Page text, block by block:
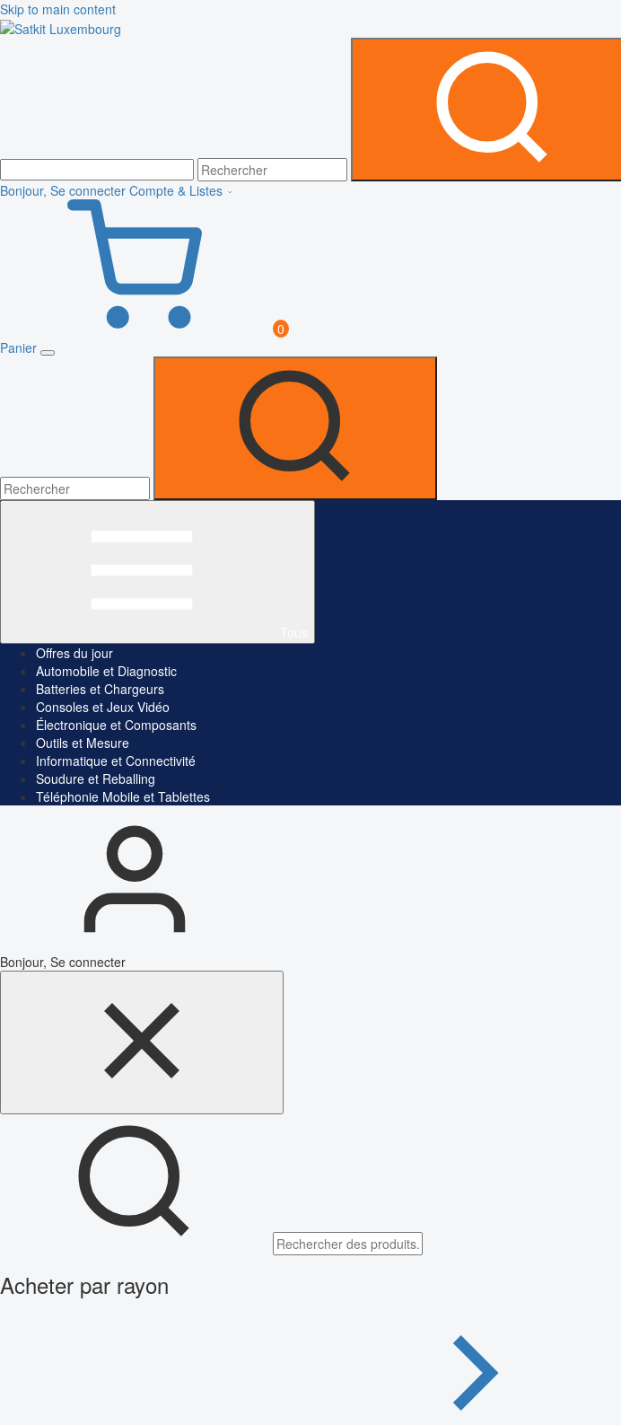
Skip to main content
Bonjour, Se connecter Compte & Listes
0
Panier
Offres du jour
Automobile et Diagnostic
Batteries et Chargeurs
Consoles et Jeux Vidéo
Électronique et Composants
Outils et Mesure
Informatique et Connectivité
Soudure et Reballing
Téléphonie Mobile et Tablettes
Bonjour, Se connecter
Acheter par rayon